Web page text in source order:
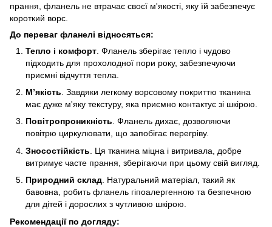
прання, фланель не втрачає своєї м'якості, яку їй забезпечує
короткий ворс.
До переваг фланелі відносяться:
Тепло і комфорт . Фланель зберігає тепло і чудово
підходить для прохолодної пори року, забезпечуючи
приємні відчуття тепла.
М’якість . Завдяки легкому ворсовому покриттю тканина
має дуже м'яку текстуру, яка приємно контактує зі шкірою.
Повітропроникність. Фланель дихає, дозволяючи
повітрю циркулювати, що запобігає перегріву.
Зносостійкість . Ця тканина міцна і витривала, добре
витримує часте прання, зберігаючи при цьому свій вигляд.
Природний склад . Натуральний матеріал, такий як
бавовна, робить фланель гіпоалергенною та безпечною
для дітей і дорослих з чутливою шкірою.
Рекомендації по догляду: